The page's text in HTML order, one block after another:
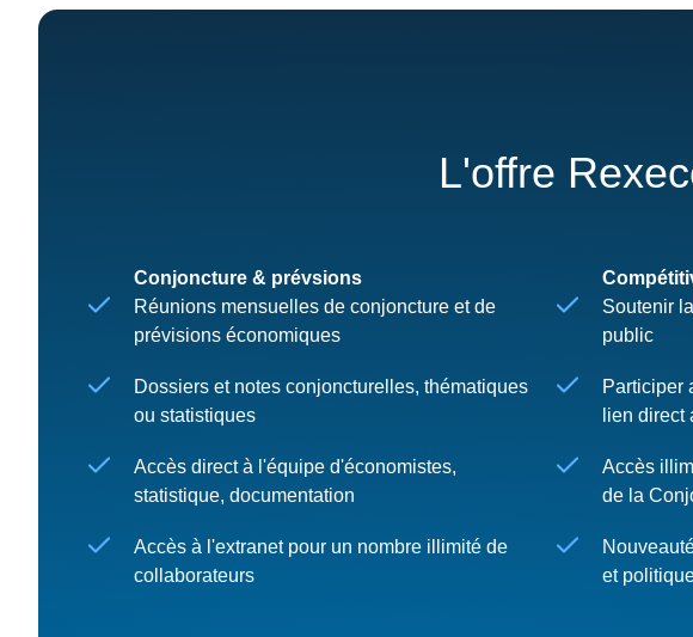
L'offre
Conjoncture & prévsions
Réunions mensuelles de conjoncture et de
prévisions économiques
Dossiers et notes conjoncturelles, thématiques
ou statistiques
Accès direct à l'équipe d'économistes,
statistique, documentation
Accès à l'extranet pour un nombre illimité de
collaborateurs
Soutenir
public
Participer
lien
Accès
de la
et